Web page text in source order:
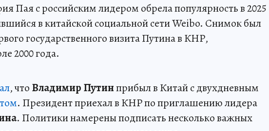
Пая с российским лидером обрела популярность в 2025
в китайской социальной сети Weibo. Снимок был
государственного визита Путина в КНР,
2000 года.
, что Владимир Путинприбыл в Китай с двухдневным
. Президент приехал в КНР по приглашению лидера
. Политики намерены подписать несколько важных